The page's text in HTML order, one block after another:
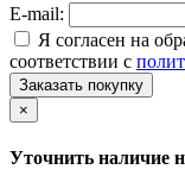
E-mail:
Я согласен на
соответствии с
Заказать покупку
×
Уточнить наличие